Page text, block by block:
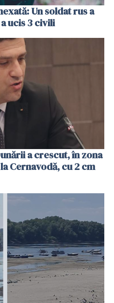
Un soldat rus a
ucis 3 civili
a crescut, în zona
Cernavodă, cu 2 cm